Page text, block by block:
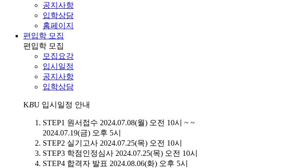
공지사항
입학상담
홈페이지
편입학 모집
편입학 모집
모집요강
입시일정
공지사항
입학상담
KBU 입시일정 안내
STEP1 원서접수 2024.07.08(월) 오전 10시 ~ ~
2024.07.19(금) 오후 5시
STEP2 실기고사 2024.07.25(목) 오전 10시
STEP3 학점인정심사 2024.07.25(목) 오전 10시
STEP4 합격자 발표 2024.08.06(화) 오후 5시